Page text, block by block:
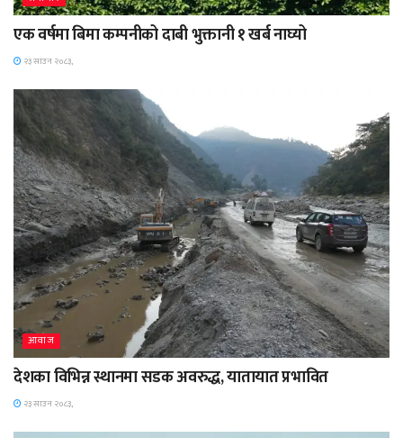
एक वर्षमा बिमा कम्पनीको दाबी भुक्तानी १ खर्ब नाघ्यो
२३ साउन २०८३,
आवाज
देशका विभिन्न स्थानमा सडक अवरुद्ध, यातायात प्रभावित
२३ साउन २०८३,